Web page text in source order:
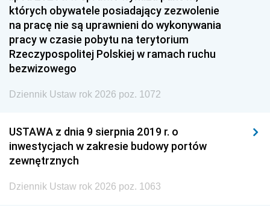
których obywatele posiadający zezwolenie
na pracę nie są uprawnieni do wykonywania
pracy w czasie pobytu na terytorium
Rzeczypospolitej Polskiej w ramach ruchu
bezwizowego
Dziennik Ustaw rok 2026 poz. 1072
USTAWA z dnia 9 sierpnia 2019 r. o
inwestycjach w zakresie budowy portów
zewnętrznych
Dziennik Ustaw rok 2026 poz. 1063